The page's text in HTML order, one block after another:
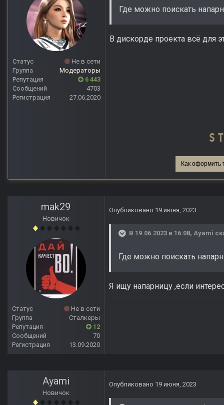
Статус
Не в сети
Группа
Модераторы
Репутация
6 443
Сообщений
4703
Регистрация
27.06.2020
Где можно поискать
В дискорде проекта всё для
Как оформить
mak29
Новичок
Статус
Не в сети
Группа
Сталкеры
Репутация
12
Сообщений
70
Регистрация
13.09.2020
Опубликовано 19 июня, 2023
В 19.06.2023 в 16:08, Ayami
Где можно поискать
Я ищу напарницу ,если
Ayami
Новичок
Опубликовано 19 июня, 2023